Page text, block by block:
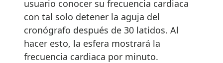
usuario conocer su frecuencia cardiaca
con tal solo detener la aguja del
cronógrafo después de 30 latidos. Al
hacer esto, la esfera mostrará la
frecuencia cardiaca por minuto.